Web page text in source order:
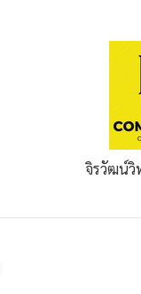
จิรวัฒน์วิ